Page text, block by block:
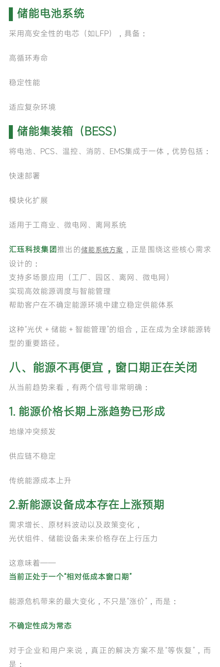
▌储能电池系统
采用高安全性的电芯（如LFP），具备：
高循环寿命
稳定性能
适应复杂环境
▌储能集装箱（BESS）
将电池、PCS、温控、消防、EMS集成于一体，优势包括：
快速部署
模块化扩展
适用于工商业、微电网、离网系统
汇珏科技集团 推出的储能系统方案
，正是围绕这些核心需求
设计的：
支持多场景应用（工厂、园区、离网、微电网）
实现高效能源调度与智能管理
帮助客户在不确定能源环境中建立稳定供能体系
这种“光伏 + 储能 + 智能管理”的组合，正在成为全球能源转
型的重要路径。
八、能源不再便宜，窗口期正在关闭
从当前趋势来看，有两个信号非常明确：
1. 能源价格长期上涨趋势已形成
地缘冲突频发
供应链不稳定
传统能源成本上升
2.新能源设备成本存在上涨预期
需求增长、原材料波动以及政策变化，
光伏组件、储能设备未来价格存在上行压力
这意味着——
当前正处于一个“相对低成本窗口期”
能源危机带来的最大变化，不只是“涨价”，而是：
不确定性成为常态
对于企业和用户来说，真正的解决方案不是“等恢复”，而
是：